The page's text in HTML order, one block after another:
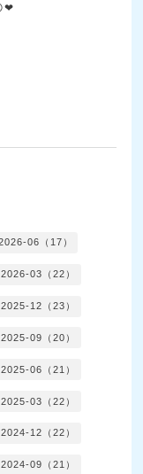
06（17）
2026-03（22）
2025-12（23）
2025-09（20）
2025-06（21）
2025-03（22）
2024-12（22）
2024-09（21）